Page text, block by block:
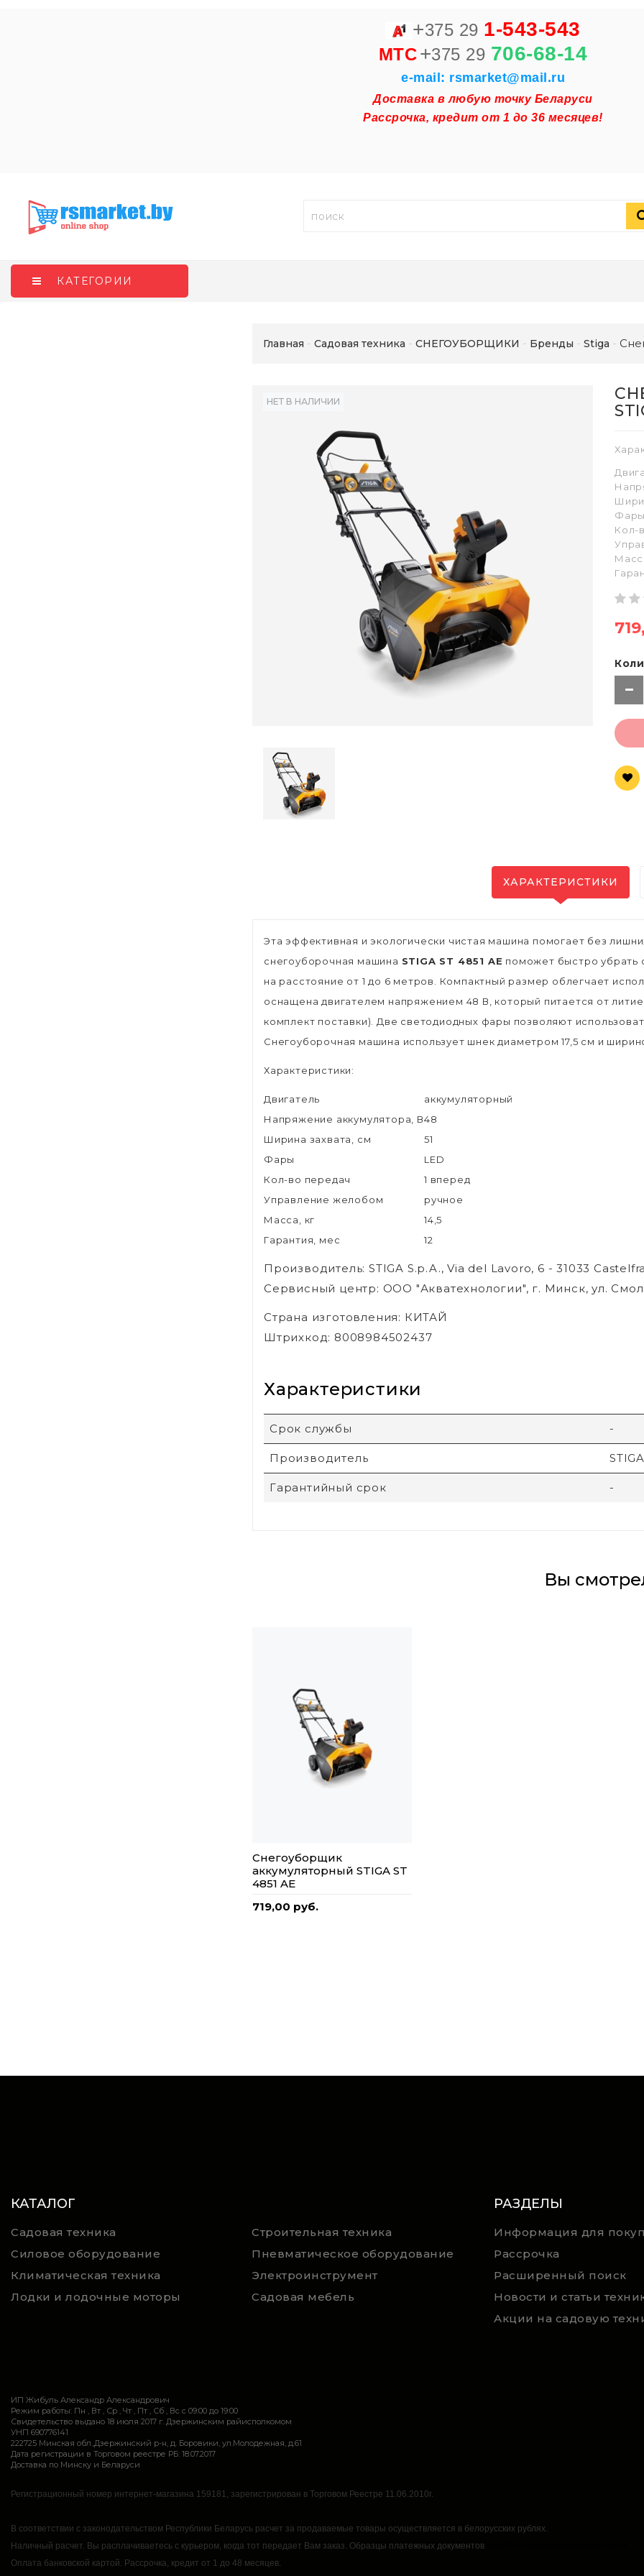
+375 29 1-543-543
MTC+375 29 706-68-14
e-mail: rsmarket@mail.ru
Доставка в любую точку Беларуси
Рассрочка, кредит от 1 до 36 месяцев!
КАТЕГОРИИ
Главная Садовая техника СНЕГОУБОРЩИКИ Бренды Stiga
НЕТ В НАЛИЧИИ
Фары
Кол-
ХАРАКТЕРИСТИКИ
Эта эффективная и экологически чистая машина помогает без
снегоуборочная машина STIGA ST 4851 AE поможет быстро убрать
на расстояние от 1 до 6 метров. Компактный размер облегчает
оснащена двигателем напряжением 48 В, который питается от
комплект поставки). Две светодиодных фары позволяют
Снегоуборочная машина использует шнек диаметром 17,5 см и
Характеристики:
Двигатель
аккумуляторный
Напряжение аккумулятора, В48
Ширина захвата, см
51
Фары
LED
Кол-во передач
1 вперед
Управление желобом
ручное
Масса, кг
14,5
Гарантия, мес
12
Производитель:STIGA S.p.A., Via del Lavoro, 6 - 31033
Сервисный центр: ООО "Акватехнологии", г. Минск, ул.
Страна изготовления: КИТАЙ
Штрихкод: 8008984502437
Характеристики
Срок службы -
Производитель
Гарантийный срок -
Вы
Снегоуборщик
аккумуляторный STIGA ST
4851 AE
719,00 руб.
КАТАЛОГ
Садовая техника
Строительная техника
Силовое оборудование
Пневматическое оборудование
Климатическая техника
Электроинструмент
Лодки и лодочные моторы
Садовая мебель
РАЗДЕЛЫ
Информация для
Рассрочка
Расширенный поиск
ИП Жибуль Александр Александрович
Режим работы: Пн , Вт , Ср , Чт , Пт , Сб , Вс c 09:00 до 19:00
Свидетельство выдано 18 июля 2017 г. Дзержинским райисполкомом
УНП 690776141
222725 Минская обл.,Дзержинский р-н, д. Боровики, ул.Молодежная, д.61
Дата регистрации в Торговом реестре РБ: 18.07.2017
Доставка по Минску и Беларуси
Регистрационный номер интернет-магазина 159181, зарегистрирован в Торговом Реестре 11.06.2010г.
В соответствии с законодательством Республики Беларусь расчет за продаваемые товары осуществляется в белорусских рублях.
Наличный расчет. Вы расплачиваетесь с курьером, когда тот передает Вам заказ. Образцы платежных документов
Оплата банковской картой. Рассрочка, кредит от 1 до 48 месяцев.